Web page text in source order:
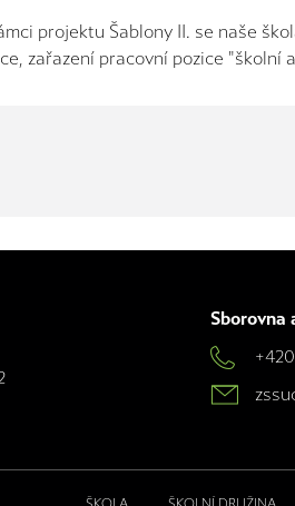
projektu Šablony II. se naše
zařazení pracovní pozice "školní
Sborovna